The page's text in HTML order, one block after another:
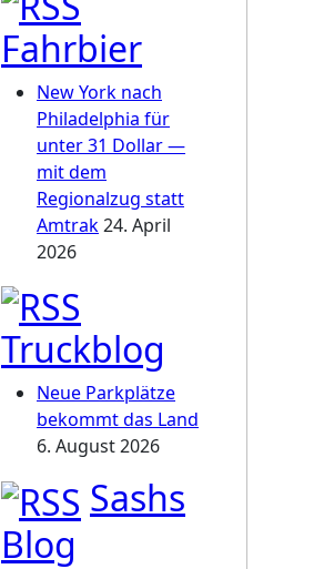
Fahrbier
New York nach
Philadelphia für
unter 31 Dollar —
mit dem
Regionalzug statt
Amtrak24. April
2026
Truckblog
Neue Parkplätze
bekommt das Land
6. August 2026
Sashs
Blog